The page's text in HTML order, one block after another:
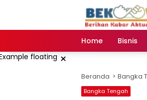
Home
Bisnis
×
Beranda Bangka
Bangka Tengah